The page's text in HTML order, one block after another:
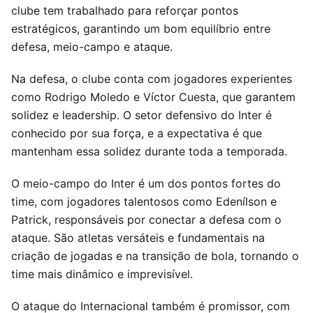
clube tem trabalhado para reforçar pontos
estratégicos, garantindo um bom equilíbrio entre
defesa, meio-campo e ataque.
Na defesa, o clube conta com jogadores experientes
como Rodrigo Moledo e Víctor Cuesta, que garantem
solidez e leadership. O setor defensivo do Inter é
conhecido por sua força, e a expectativa é que
mantenham essa solidez durante toda a temporada.
O meio-campo do Inter é um dos pontos fortes do
time, com jogadores talentosos como Edenílson e
Patrick, responsáveis por conectar a defesa com o
ataque. São atletas versáteis e fundamentais na
criação de jogadas e na transição de bola, tornando o
time mais dinâmico e imprevisível.
O ataque do Internacional também é promissor, com